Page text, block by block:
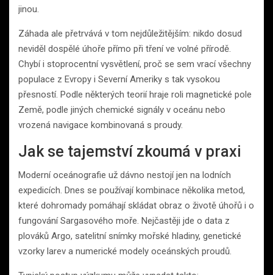
jinou.
Záhada ale přetrvává v tom nejdůležitějším: nikdo dosud
neviděl dospělé úhoře přímo při tření ve volné přírodě.
Chybí i stoprocentní vysvětlení, proč se sem vrací všechny
populace z Evropy i Severní Ameriky s tak vysokou
přesností. Podle některých teorií hraje roli magnetické pole
Země, podle jiných chemické signály v oceánu nebo
vrozená navigace kombinovaná s proudy.
Jak se tajemství zkoumá v praxi
Moderní oceánografie už dávno nestojí jen na lodních
expedicích. Dnes se používají kombinace několika metod,
které dohromady pomáhají skládat obraz o životě úhořů i o
fungování Sargasového moře. Nejčastěji jde o data z
plováků Argo, satelitní snímky mořské hladiny, genetické
vzorky larev a numerické modely oceánských proudů.